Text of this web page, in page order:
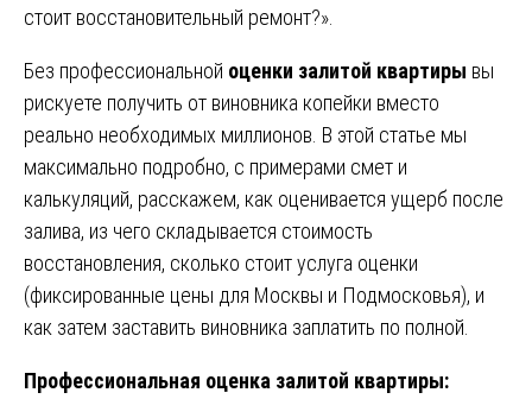
стоит восстановительный ремонт?».
Без профессиональной оценки залитой квартиры вы
рискуете получить от виновника копейки вместо
реально необходимых миллионов. В этой статье мы
максимально подробно, с примерами смет и
калькуляций, расскажем, как оценивается ущерб после
залива, из чего складывается стоимость
восстановления, сколько стоит услуга оценки
(фиксированные цены для Москвы и Подмосковья), и
как затем заставить виновника заплатить по полной.
Профессиональная оценка залитой квартиры: